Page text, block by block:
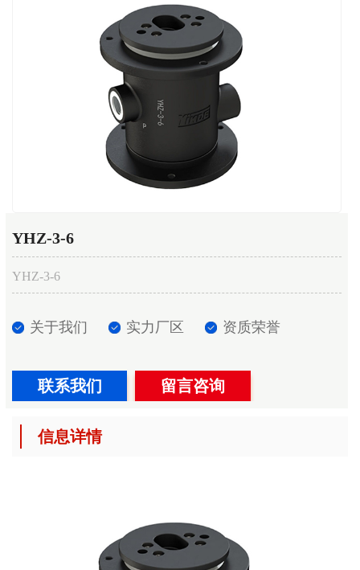
YHZ-3-6
YHZ-3-6
关于我们 实力厂区 资质荣誉
联系我们 留言咨询
信息详情